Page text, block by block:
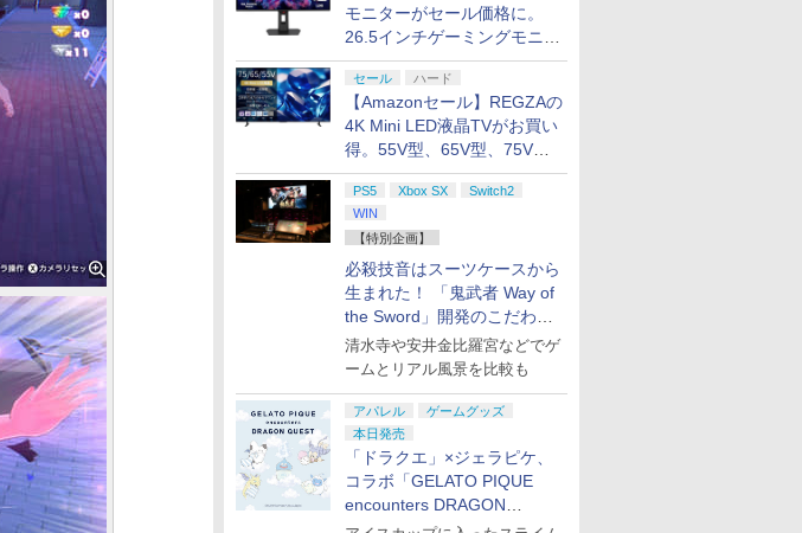
モニターがセール価格に。
26.5インチゲーミングモニタ
ー「ROG Strix OLED
XG27ACDMS」限定モデルも
お買い得
セール ハード
【Amazonセール】REGZAの
4K Mini LED液晶TVがお買い
得。55V型、65V型、75V型
の2026年モデルがラインナ
ップ
PS5 Xbox SX
Switch2
WIN
【特別企画】
必殺技音はスーツケースから
生まれた！ 「鬼武者 Way of
the Sword」開発のこだわり
を目撃！
清水寺や安井金比羅宮などでゲ
ームとリアル風景を比較も
アパレル
ゲームグッズ
本日発売
「ドラクエ」×ジェラピケ、
コラボ「GELATO PIQUE
encounters DRAGON
QUEST」第2弾が本日発売